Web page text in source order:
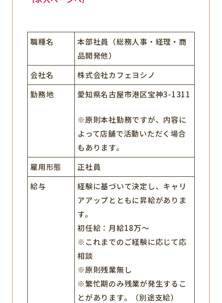
職種名
本部社員（総務人事・経理・商
品開発他）
会社名
株式会社カフェヨシノ
勤務地
愛知県名古屋市港区宝神3-1311
※原則本社勤務ですが、内容に
よって店舗で活動いただく場合
もあります。
雇用形態
正社員
給与
経験に基づいて決定し、キャリ
アアップとともに昇給がありま
す。
初任給：月給18万～
※これまでのご経験に応じて応
相談
※原則残業無し
※繁忙期のみ残業が発生するこ
とがあります。（別途支給）